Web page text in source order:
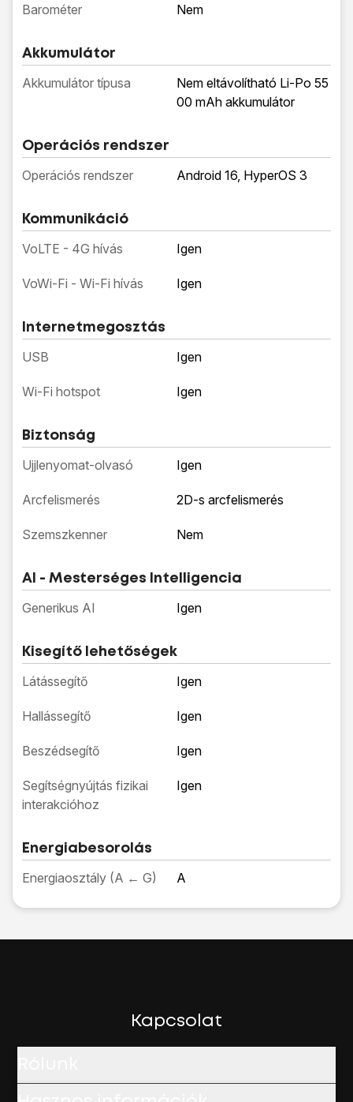
Barométer Nem
Akkumulátor
Akkumulátor típusa
Nem eltávolítható Li-Po 55
00 mAh akkumulátor
Operációs rendszer
Operációs rendszer Android 16, HyperOS 3
Kommunikáció
VoLTE - 4G hívás Igen
VoWi-Fi - Wi-Fi hívás Igen
Internetmegosztás
USB Igen
Wi-Fi hotspot Igen
Biztonság
Ujjlenyomat-olvasó Igen
Arcfelismerés 2D-s arcfelismerés
Szemszkenner Nem
AI - Mesterséges Intelligencia
Generikus AI Igen
Kisegítő lehetőségek
Látássegítő Igen
Hallássegítő Igen
Beszédsegítő Igen
Segítségnyújtás fizikai
interakcióhoz
Igen
Energiabesorolás
Energiaosztály (A ← G) A
Kapcsolat